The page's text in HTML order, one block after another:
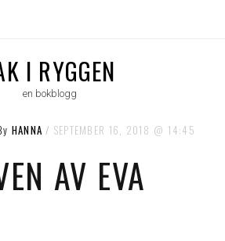
I RYGGEN
en bokblogg
HANNA SEPTEMBER 16, 2018 14:45
AV EVA